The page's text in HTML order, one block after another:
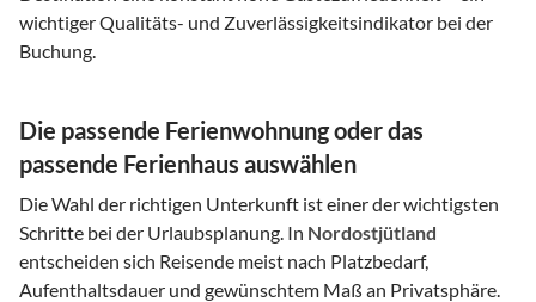
wichtiger Qualitäts- und Zuverlässigkeitsindikator bei der
Buchung.
Die passende Ferienwohnung oder das
passende Ferienhaus auswählen
Die Wahl der richtigen Unterkunft ist einer der wichtigsten
Schritte bei der Urlaubsplanung. In Nordostjütland
entscheiden sich Reisende meist nach Platzbedarf,
Aufenthaltsdauer und gewünschtem Maß an Privatsphäre.